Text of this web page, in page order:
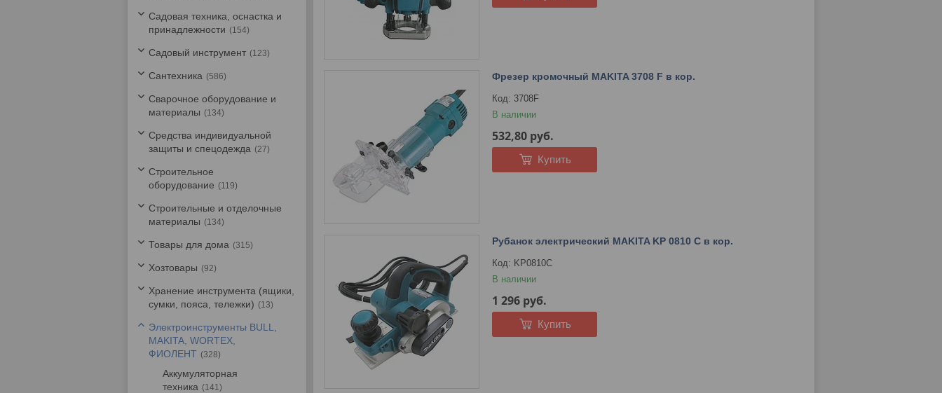
Фрезер кромочный MAKITA 3708 F в кор.
3708F
В наличии
532,80 руб.
Купить
Рубанок электрический MAKITA KP 0810 C в кор.
KP0810C
В наличии
1 296 руб.
Купить
Садовая техника, оснастка и
принадлежности
154
Садовый инструмент 123
Сантехника 586
Сварочное оборудование и
материалы
134
Средства индивидуальной
защиты и спецодежда
27
Строительное
оборудование
119
Строительные и отделочные
материалы
134
Товары для дома 315
Хозтовары 92
Хранение инструмента (ящики,
сумки, пояса, тележки)
13
Электроинструменты BULL,
MAKITA, WORTEX,
ФИОЛЕНТ
328
Аккумуляторная
техника
141